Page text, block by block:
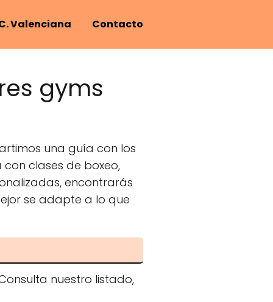
Valenciana Contacto
gyms
una guía con los
clases de boxeo,
encontrarás
se adapte a lo que
nuestro listado,